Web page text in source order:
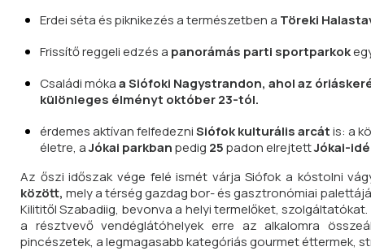
Erdei séta és piknikezés a természetben a Töreki
Frissítő reggeli edzés a panorámás parti sportparkok
Családi mókaa Siófoki Nagystrandon, ahol az
különleges élményt október 23-tól.
érdemes aktívan felfedezniSiófok kulturális arcátis: a
életre, aJókai parkbanpedig 25padon elrejtettJókai-
Az őszi időszak vége felé ismét várja Siófok a kóstolni
között, mely a térség gazdag bor- és gasztronómiai
Kilititől Szabadiig, bevonva a helyi termelőket,
a résztvevő vendéglátóhelyek erre az alkalomra
pincészetek, a legmagasabb kategóriás gourmet éttermek,